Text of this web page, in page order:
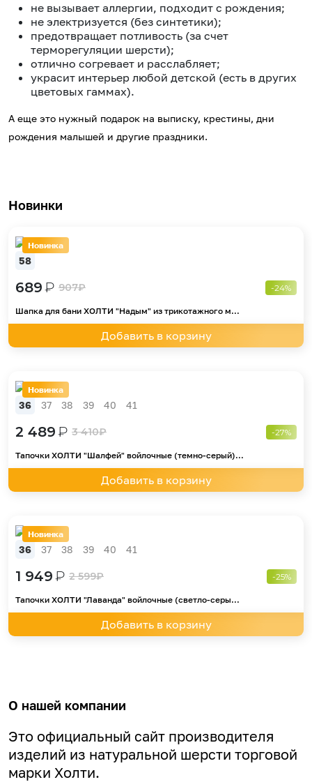
не вызывает аллергии, подходит с рождения;
не электризуется (без синтетики);
предотвращает потливость (за счет
терморегуляции шерсти);
отлично согревает и расслабляет;
украсит интерьер любой детской (есть в других
цветовых гаммах).
А еще это нужный подарок на выписку, крестины, дни
рождения малышей и другие праздники.
Новинки
Новинка
58
689₽ 907₽ -24%
Шапка для бани ХОЛТИ "Надым" из трикотажного м...
Добавить в корзину
Новинка
36 37 38 39 40 41
2 489₽ 3 410₽ -27%
Тапочки ХОЛТИ "Шалфей" войлочные (темно-серый)...
Добавить в корзину
Новинка
36 37 38 39 40 41
1 949₽ 2 599₽ -25%
Тапочки ХОЛТИ "Лаванда" войлочные (светло-серы...
Добавить в корзину
О нашей компании
Это официальный сайт производителя
изделий из натуральной шерсти торговой
марки Холти.